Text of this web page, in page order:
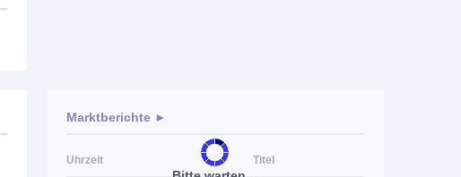
Marktberichte ►
Uhrzeit Titel